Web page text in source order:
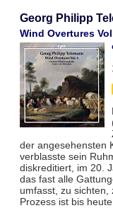
Georg Philipp
Wind Overtures
der angesehensten
verblasste sein
diskreditiert, im 20.
das fast alle
umfasst, zu
Prozess ist bis heute